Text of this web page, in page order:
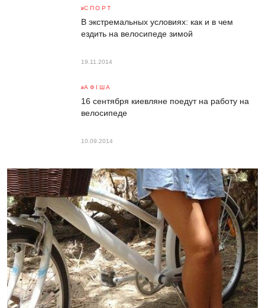
СПОРТ
В экстремальных условиях: как и в чем
ездить на велосипеде зимой
19.11.2014
АФІША
16 сентября киевляне поедут на работу на
велосипеде
10.09.2014